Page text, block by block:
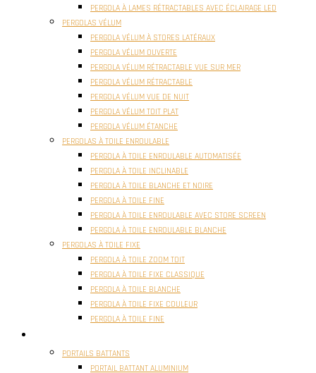
PERGOLA À LAMES RÉTRACTABLES AVEC ÉCLAIRAGE LED
PERGOLAS VÉLUM
PERGOLA VÉLUM À STORES LATÉRAUX
PERGOLA VÉLUM OUVERTE
PERGOLA VÉLUM RÉTRACTABLE VUE SUR MER
PERGOLA VÉLUM RÉTRACTABLE
PERGOLA VÉLUM VUE DE NUIT
PERGOLA VÉLUM TOIT PLAT
PERGOLA VÉLUM ÉTANCHE
PERGOLAS À TOILE ENROULABLE
PERGOLA À TOILE ENROULABLE AUTOMATISÉE
PERGOLA À TOILE INCLINABLE
PERGOLA À TOILE BLANCHE ET NOIRE
PERGOLA À TOILE FINE
PERGOLA À TOILE ENROULABLE AVEC STORE SCREEN
PERGOLA À TOILE ENROULABLE BLANCHE
PERGOLAS À TOILE FIXE
PERGOLA À TOILE ZOOM TOIT
PERGOLA À TOILE FIXE CLASSIQUE
PERGOLA À TOILE BLANCHE
PERGOLA À TOILE FIXE COULEUR
PERGOLA À TOILE FINE
PORTAILS BATTANTS
PORTAIL BATTANT ALUMINIUM